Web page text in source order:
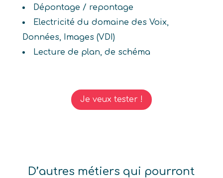
Dépontage / repontage
Electricité du domaine des Voix,
Données, Images (VDI)
Lecture de plan, de schéma
Je veux tester !
D’autres métiers qui pourront